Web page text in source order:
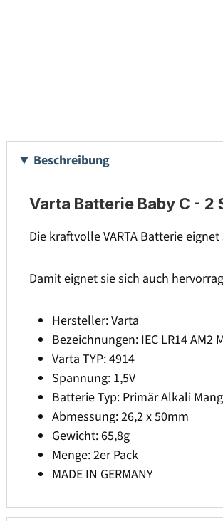
Beschreibung
Varta Batterie Baby C - 2
Die kraftvolle VARTA Batterie
Damit eignet sie sich auch
Hersteller: Varta
Bezeichnungen: IEC LR14 AM2
Varta TYP: 4914
Spannung: 1,5V
Batterie Typ: Primär Alkali
Abmessung: 26,2 x 50mm
Gewicht: 65,8g
Menge: 2er Pack
MADE IN GERMANY